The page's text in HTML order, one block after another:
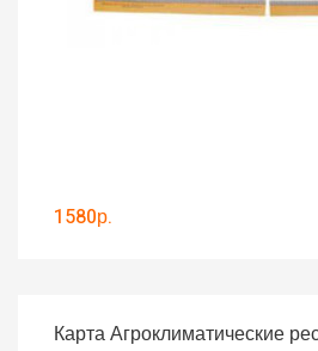
1580р.
Карта Агроклиматические